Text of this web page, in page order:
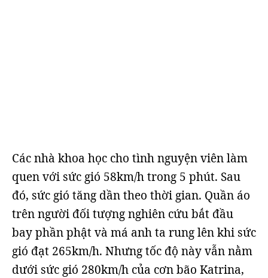
Các nhà khoa học cho tình nguyện viên làm
quen với sức gió 58km/h trong 5 phút. Sau
đó, sức gió tăng dần theo thời gian. Quần áo
trên người đối tượng nghiên cứu bắt đầu
bay phần phật và má anh ta rung lên khi sức
gió đạt 265km/h. Nhưng tốc độ này vẫn nằm
dưới sức gió 280km/h của cơn bão Katrina,